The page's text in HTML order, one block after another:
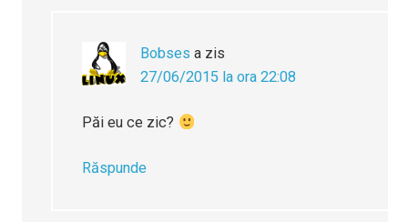
Bobses a zis
27/06/2015 la ora 22:08
Păi eu ce zic?
Răspunde